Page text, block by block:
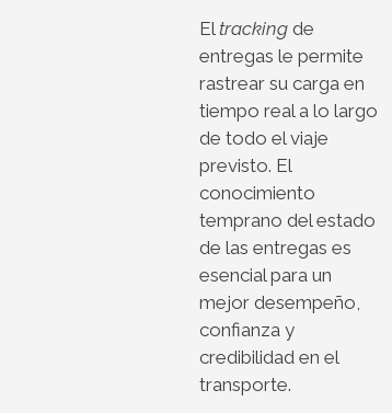
Eltracking de
entregas le permite
rastrear su carga en
tiempo real a lo largo
de todo el viaje
previsto. El
conocimiento
temprano del estado
de las entregas es
esencial para un
mejor desempeño,
confianza y
credibilidad en el
transporte.